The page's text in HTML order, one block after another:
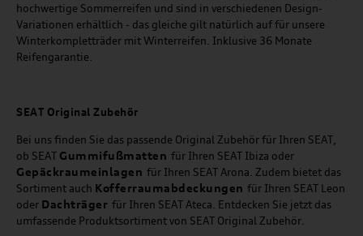
hochwertige Sommerreifen und sind in verschiedenen Design-
Variationen erhältlich - das gleiche gilt natürlich auf für unsere
Winterkompletträder mit Winterreifen. Inklusive 36 Monate
Reifengarantie.
SEAT Original Zubehör
Bei uns finden Sie das passende Original Zubehör für Ihren SEAT,
ob SEAT Gummifußmatten für Ihren SEAT Ibiza oder
Gepäckraumeinlagen für Ihren SEAT Arona. Zudem bietet das
Sortiment auch Kofferraumabdeckungen für Ihren SEAT Leon
oder Dachträger für Ihren SEAT Ateca. Entdecken Sie jetzt das
umfassende Produktsortiment von SEAT Original Zubehör.